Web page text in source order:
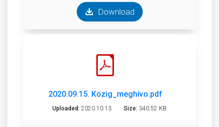
Download
2020.09.15. Közig_meghívo.pdf
Uploaded: 2020.10.13 Size: 340.52 KB